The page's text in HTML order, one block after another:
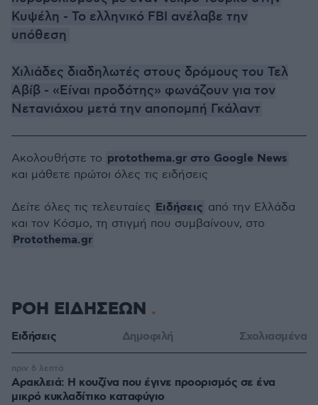
Κυψέλη - Το ελληνικό FBI ανέλαβε την
υπόθεση
Χιλιάδες διαδηλωτές στους δρόμους του Τελ
Αβίβ - «Είναι προδότης» φωνάζουν για τον
Νετανιάχου μετά την αποπομπή Γκάλαντ
Ακολουθήστε το protothema.gr στο Google News
και μάθετε πρώτοι όλες τις ειδήσεις
Δείτε όλες τις τελευταίες Ειδήσεις από την Ελλάδα
και τον Κόσμο, τη στιγμή που συμβαίνουν, στο
Protothema.gr
ΡΟΗ ΕΙΔΗΣΕΩΝ
Ειδήσεις Δημοφιλή Σχολιασμένα
Αρακλειά: Η κουζίνα που έγινε προορισμός σε ένα
μικρό κυκλαδίτικο καταφύγιο
πριν 6 λεπτά